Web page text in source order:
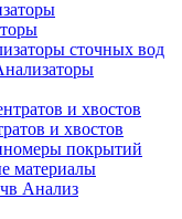
сточных вод
и хвостов
покрытий
материалы
Анализ